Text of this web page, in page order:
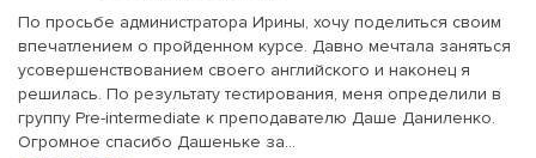
По просьбе администратора Ирины, хочу поделиться своим
впечатлением о пройденном курсе. Давно мечтала заняться
усовершенствованием своего английского и наконец я
решилась. По результату тестирования, меня определили в
группу Pre-intermediate к преподавателю Даше Даниленко.
Огромное спасибо Дашеньке за...